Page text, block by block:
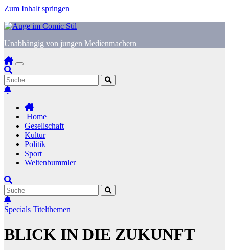
Zum Inhalt springen
Unabhängig von jungen Medienmachern
Home
Gesellschaft
Kultur
Politik
Sport
Weltenbummler
Specials Titelthemen
BLICK IN DIE ZUKUNFT